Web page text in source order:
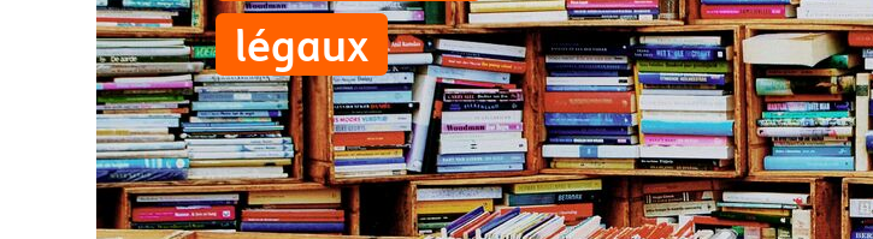
légaux